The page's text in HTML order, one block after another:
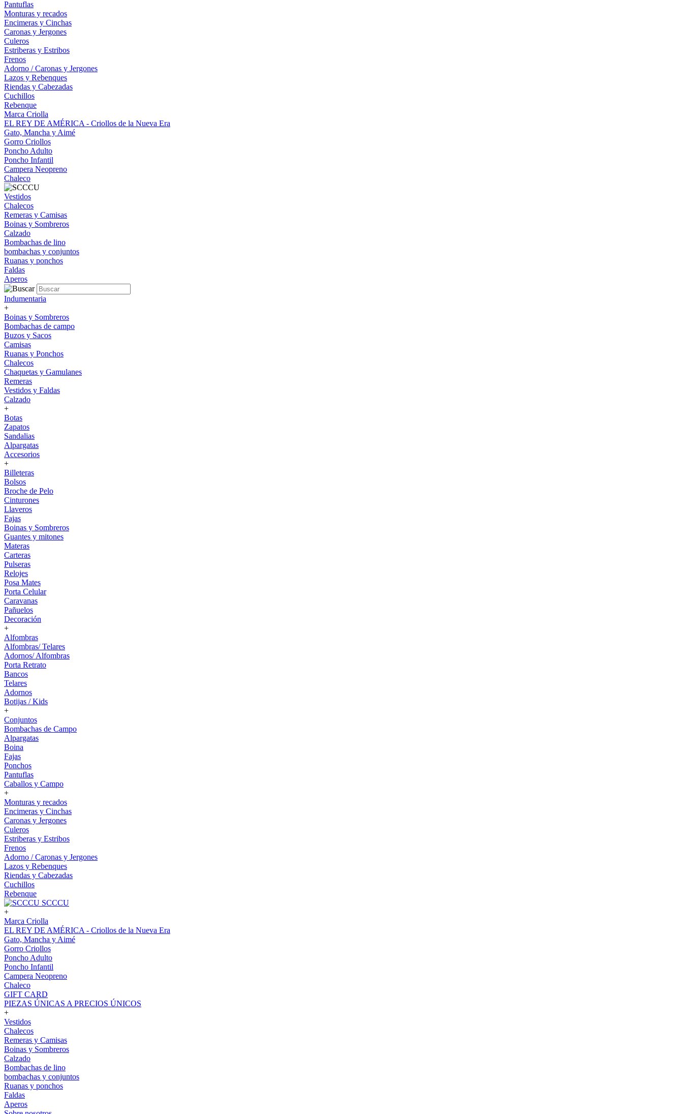
Pantuflas
Monturas y recados
Encimeras y Cinchas
Caronas y Jergones
Culeros
Estriberas y Estribos
Frenos
Adorno / Caronas y Jergones
Lazos y Rebenques
Riendas y Cabezadas
Cuchillos
Rebenque
Marca Criolla
EL REY DE AMÉRICA - Criollos de la Nueva Era
Gato, Mancha y Aimé
Gorro Criollos
Poncho Adulto
Poncho Infantil
Campera Neopreno
Chaleco
Vestidos
Chalecos
Remeras y Camisas
Boinas y Sombreros
Calzado
Bombachas de lino
bombachas y conjuntos
Ruanas y ponchos
Faldas
Aperos
Indumentaria
+
Boinas y Sombreros
Bombachas de campo
Buzos y Sacos
Camisas
Ruanas y Ponchos
Chalecos
Chaquetas y Gamulanes
Remeras
Vestidos y Faldas
Calzado
+
Botas
Zapatos
Sandalias
Alpargatas
Accesorios
+
Billeteras
Bolsos
Broche de Pelo
Cinturones
Llaveros
Fajas
Boinas y Sombreros
Guantes y mitones
Materas
Carteras
Pulseras
Relojes
Posa Mates
Porta Celular
Caravanas
Pañuelos
Decoración
+
Alfombras
Alfombras/ Telares
Adornos/ Alfombras
Porta Retrato
Bancos
Telares
Adornos
Botijas / Kids
+
Conjuntos
Bombachas de Campo
Alpargatas
Boina
Fajas
Ponchos
Pantuflas
Caballos y Campo
+
Monturas y recados
Encimeras y Cinchas
Caronas y Jergones
Culeros
Estriberas y Estribos
Frenos
Adorno / Caronas y Jergones
Lazos y Rebenques
Riendas y Cabezadas
Cuchillos
Rebenque
SCCCU
+
Marca Criolla
EL REY DE AMÉRICA - Criollos de la Nueva Era
Gato, Mancha y Aimé
Gorro Criollos
Poncho Adulto
Poncho Infantil
Campera Neopreno
Chaleco
GIFT CARD
PIEZAS ÚNICAS A PRECIOS ÚNICOS
+
Vestidos
Chalecos
Remeras y Camisas
Boinas y Sombreros
Calzado
Bombachas de lino
bombachas y conjuntos
Ruanas y ponchos
Faldas
Aperos